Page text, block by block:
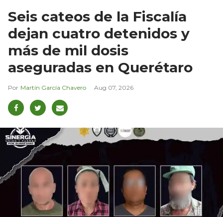
Seis cateos de la Fiscalía
dejan cuatro detenidos y
más de mil dosis
aseguradas en Querétaro
Martín García Chavero Aug 07, 2026